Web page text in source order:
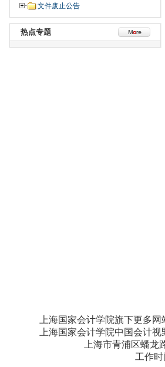
文件废止公告
热点专题
上海国家会计学院旗下更多网
上海国家会计学院中国会计
上海市青浦区蟠
工作